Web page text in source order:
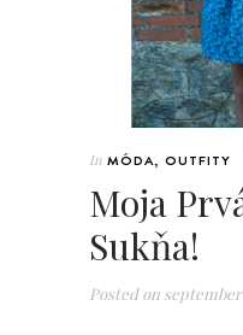
In MÓDA, OUTFITY
Moja
Sukňa!
Posted on september